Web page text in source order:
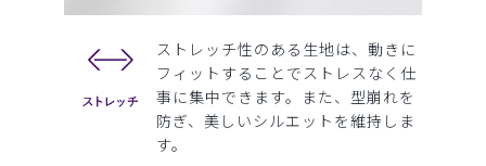
ストレッチ性のある生地は、動きに
フィットすることでストレスなく仕
事に集中できます。また、型崩れを
防ぎ、美しいシルエットを維持しま
す。